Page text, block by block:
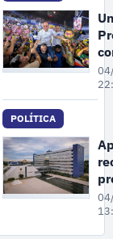
ao
POLÍTICA